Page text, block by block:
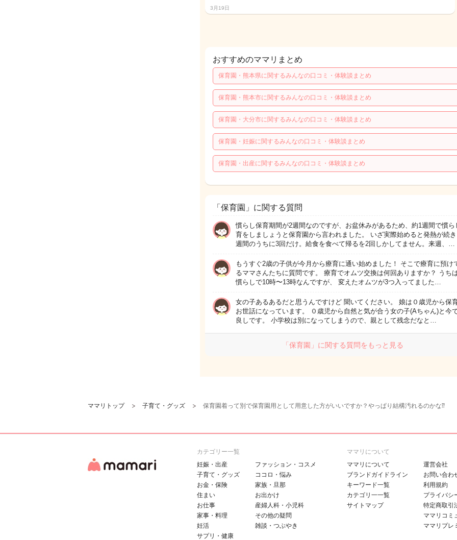
3月19日
おすすめのママリまとめ
保育園・熊本県に関するみんなの口コミ・体験談まとめ
保育園・熊本市に関するみんなの口コミ・体験談まとめ
保育園・大分市に関するみんなの口コミ・体験談まとめ
保育園・妊娠に関するみんなの口コミ・体験談まとめ
保育園・出産に関するみんなの口コミ・体験談まとめ
「保育園」に関する質問
慣らし保育期間が2週間なのですが、お盆休みがあるため、約1週間で慣ら
育をしましょうと保育園から言われました。 いざ実際始めると発熱が続
週間のうちに3回だけ。給食を食べて帰るを2回しかしてません。来週、…
もうすぐ2歳の子供が今月から療育に通い始めました！ そこで療育に預け
るママさんたちに質問です。 療育でオムツ交換は何回ありますか？ うち
慣らしで10時〜13時なんですが、 変えたオムツが3つ入ってました…
女の子あるあるだと思うんですけど 聞いてください。 娘は０歳児から保
お世話になっています。 ０歳児から自然と気が合う女の子(Aちゃん)と今
良しです。 小学校は別になってしまうので、親として残念だなと…
「保育園」に関する質問をもっと見る
ママリトップ 子育て・グッズ 保育園着って別で保育園用として用意した方がいいですか？やっぱり結構汚れるのかな⁇
カテゴリー一覧
妊娠・出産
子育て・グッズ
お金・保険
住まい
お仕事
家事・料理
妊活
サプリ・健康
ファッション・コスメ
ココロ・悩み
家族・旦那
お出かけ
産婦人科・小児科
その他の疑問
雑談・つぶやき
ママリについて
ママリについて
ブランドガイドライン
キーワード一覧
カテゴリ一一覧
サイトマップ
運営会社
お問い合わ
利用規約
プライバシ
特定商取引
ママリコミ
ママリプレ